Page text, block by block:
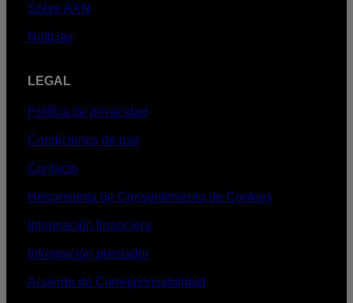
Sobre AXN
Noticias
LEGAL
Política de privacidad
Condiciones de uso
Contacto
Herramienta de Consentimiento de Cookies
Información financiera
Información prestador
Acuerdo de Corresponsabilidad